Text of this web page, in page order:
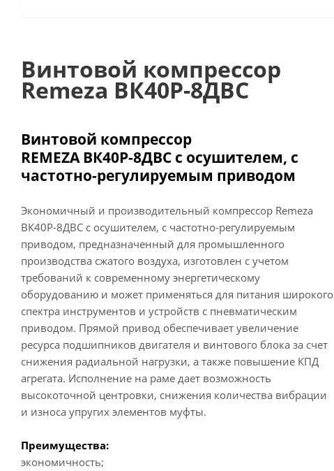
Винтовой компрессор
Remeza ВК40Р-8ДВС
Винтовой компрессор
REMEZA ВК40Р-8ДВС с осушителем, с
частотно-регулируемым приводом
Экономичный и производительный компрессор Remeza
ВК40Р-8ДВС с осушителем, с частотно-регулируемым
приводом, предназначенный для промышленного
производства сжатого воздуха, изготовлен с учетом
требований к современному энергетическому
оборудованию и может применяться для питания широкого
спектра инструментов и устройств с пневматическим
приводом. Прямой привод обеспечивает увеличение
ресурса подшипников двигателя и винтового блока за счет
снижения радиальной нагрузки, а также повышение КПД
агрегата. Исполнение на раме дает возможность
высокоточной центровки, снижения количества вибрации
и износа упругих элементов муфты.
Преимущества:
экономичность;